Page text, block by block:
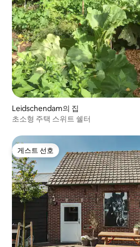
Leidschendam의 집
초소형 주택 스위트 쉘터
게스트 선호
게스트 선호